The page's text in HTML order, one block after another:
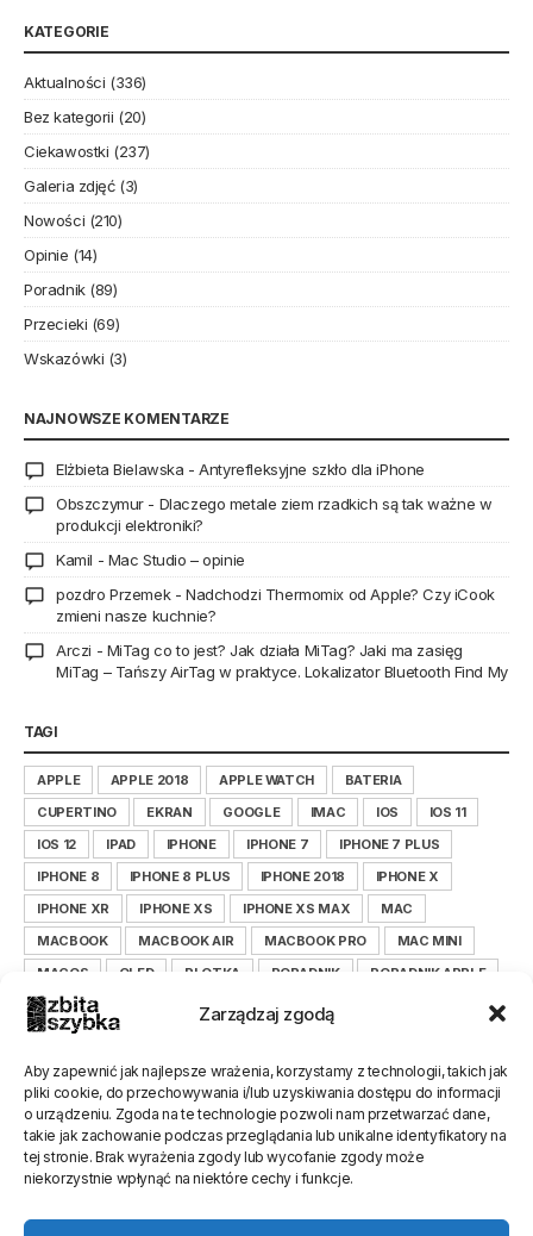
Zarządzaj zgodą
Aby zapewnić jak najlepsze wrażenia, korzystamy z technologii, takich jak
pliki cookie, do przechowywania i/lub uzyskiwania dostępu do informacji
o urządzeniu. Zgoda na te technologie pozwoli nam przetwarzać dane,
takie jak zachowanie podczas przeglądania lub unikalne identyfikatory na
tej stronie. Brak wyrażenia zgody lub wycofanie zgody może
niekorzystnie wpłynąć na niektóre cechy i funkcje.
KATEGORIE
Aktualności (336)
Bez kategorii (20)
Ciekawostki (237)
Galeria zdjęć(3)
Nowości (210)
Opinie (14)
Poradnik(89)
Przecieki (69)
Wskazówki (3)
NAJNOWSZE KOMENTARZE
Elżbieta Bielawska -Antyrefleksyjne szkło dla iPhone
Obszczymur- Dlaczego metale ziem rzadkich są tak ważne w
produkcji elektroniki?
Kamil - Mac Studio – opinie
pozdro Przemek- Nadchodzi Thermomix od Apple? Czy iCook
zmieni nasze kuchnie?
Arczi - MiTag co to jest? Jak działa MiTag? Jaki ma zasięg
MiTag – Tańszy AirTag w praktyce. Lokalizator Bluetooth Find My
TAGI
APPLE APPLE 2018 APPLE WATCH
BATERIA
CUPERTINO
EKRAN GOOGLE IMAC IOS
IOS 11
IOS 12
IPAD IPHONE IPHONE 7
IPHONE 7 PLUS
IPHONE 8
IPHONE 8 PLUS IPHONE 2018
IPHONE X
IPHONE XR
IPHONE XS IPHONE XS MAX
MAC
MACBOOK
MACBOOK AIR MACBOOK PRO
MAC MINI
MACOS
OLED PLOTKA PORADNIK
PORADNIK APPLE
PORADNIK IOS
PORADNIK IPHONE
PORADNIK ZBITASZYBKA.PL
SMARTFON
TIM COOK WYŚWIETLACZ
XIAOMI
XIAOMILEPSZE
XIAOMI POLSKA
ZBITASZYBKA
ZBITASZYBKA.PL